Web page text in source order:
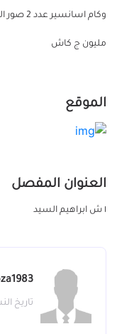
مليون ج كاش
الموقع
العنوان المفصل
١ ش ابراهيم السيد
تاريخ النشر :